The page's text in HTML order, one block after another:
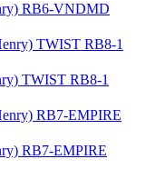
RB6-VNDMD
TWIST RB8-1
RB7-EMPIRE